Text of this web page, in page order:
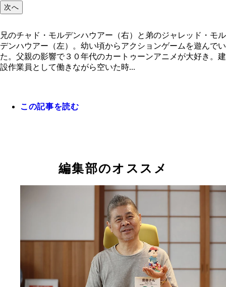
ＮＣ．ＡＬＬ ＲＩＧＨＴＳ ＲＥＳＥＲＶＥＤ．
次へ
兄のチャド・モルデンハウアー（右）と弟のジャレッド・モル
デンハウアー（左）。幼い頃からアクションゲームを遊んでい
た。父親の影響で３０年代のカートゥーンアニメが大好き。建
設作業員として働きながら空いた時...
この記事を読む
編集部のオススメ